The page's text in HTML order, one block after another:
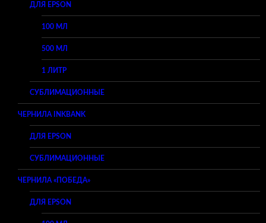
ДЛЯ EPSON
100 МЛ
500 МЛ
1 ЛИТР
СУБЛИМАЦИОННЫЕ
ЧЕРНИЛА INKBANK
ДЛЯ EPSON
СУБЛИМАЦИОННЫЕ
ЧЕРНИЛА «ПОБЕДА»
ДЛЯ EPSON